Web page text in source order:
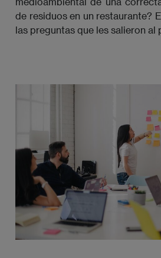
de residuos en un restaurante?
las preguntas que les salieron al